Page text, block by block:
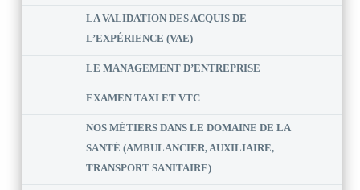
LA VALIDATION DES ACQUIS DE
L’EXPÉRIENCE (VAE)
LE MANAGEMENT D’ENTREPRISE
EXAMEN TAXI ET VTC
NOS MÉTIERS DANS LE DOMAINE DE LA
SANTÉ (AMBULANCIER, AUXILIAIRE,
TRANSPORT SANITAIRE)